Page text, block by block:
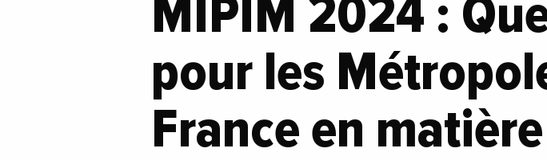
MIPIM 2024 :
pour les
France en